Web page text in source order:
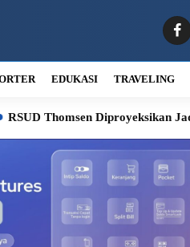
EDUKASI TRAVELING
Jadi Rumah Sakit